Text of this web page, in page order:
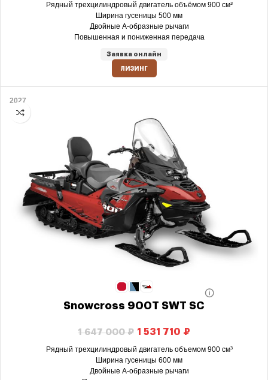
Рядный трехцилиндровый двигатель объёмом 900 см³
Ширина гусеницы 500 мм
Двойные А-образные рычаги
Повышенная и пониженная передача
Заявка онлайн
ЛИЗИНГ
2027
Snowcross 900T SWT SC
1 647 000₽ 1 531 710 ₽
Рядный трехцилиндровый двигатель объемом 900 см³
Ширина гусеницы 600 мм
Двойные А-образные рычаги